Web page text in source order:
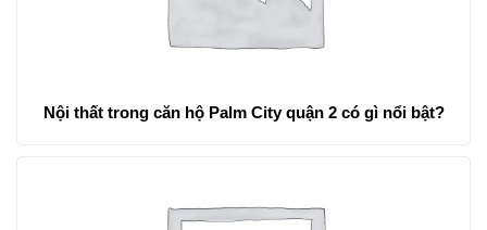
Nội thất trong căn hộ Palm City quận 2 có gì nổi bật?